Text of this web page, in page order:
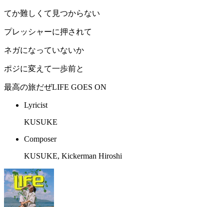
てか難しくて見つからない
プレッシャーに押されて
ネガになっていないか
ポジに変えて一歩前と
最高の旅だぜLIFE GOES ON
Lyricist
KUSUKE
Composer
KUSUKE, Kickerman Hiroshi